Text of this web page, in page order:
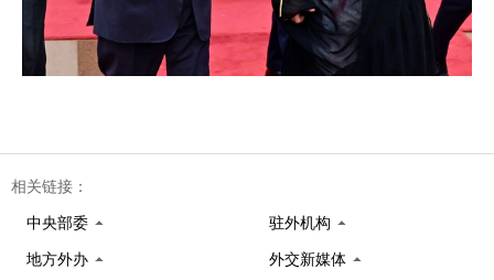
相关链接：
中央部委 驻外机构
地方外办 外交新媒体